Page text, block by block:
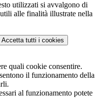
utilizzati si avvalgono di
alle finalità illustrate nella
Accetta tutti i cookies
quali cookie consentire.
il funzionamento della
al funzionamento potete